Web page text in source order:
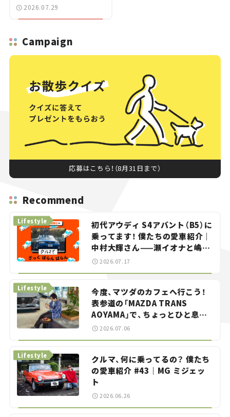
ーに試乗。
2026.07.29
Campaign
応募はこちら！（8月31日まで）
Recommend
初代アウディ S4アバント（B5）に
乗ってます！ 僕たちの愛車紹介｜
中村大輝さん——瀬イオナと嶋田
智之の「クルマでざっくばらんば
Lifestyle
2026.07.17
今度、マツダのカフェへ行こう！
表参道の「MAZDA TRANS
AOYAMA」で、ちょっとひと息。
——連載｜CCGとクルマでどうす
る？＜第13回＞
Lifestyle
2026.07.06
クルマ、何に乗ってるの？ 僕たち
の愛車紹介 #43｜MG ミジェッ
ト
Lifestyle
2026.06.26